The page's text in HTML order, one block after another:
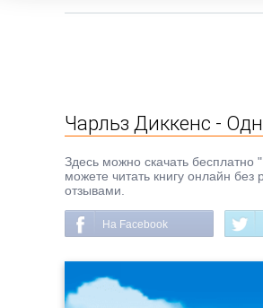
Чарльз Диккенс -
Здесь можно скачать
можете читать книгу онлайн
отзывами.
На Facebook